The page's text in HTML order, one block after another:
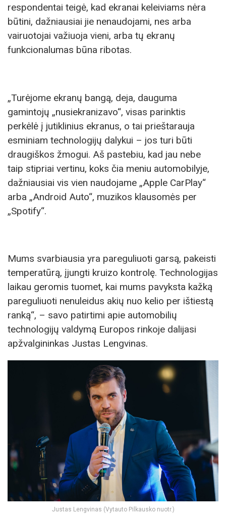
respondentai teigė, kad ekranai keleiviams nėra
būtini, dažniausiai jie nenaudojami, nes arba
vairuotojai važiuoja vieni, arba tų ekranų
funkcionalumas būna ribotas.
„Turėjome ekranų bangą, deja, dauguma
gamintojų „nusiekranizavo“, visas parinktis
perkėlė į jutiklinius ekranus, o tai prieštarauja
esminiam technologijų dalykui – jos turi būti
draugiškos žmogui. Aš pastebiu, kad jau nebe
taip stipriai vertinu, koks čia meniu automobilyje,
dažniausiai vis vien naudojame „Apple CarPlay“
arba „Android Auto“, muzikos klausomės per
„Spotify“.
Mums svarbiausia yra pareguliuoti garsą, pakeisti
temperatūrą, įjungti kruizo kontrolę. Technologijas
laikau geromis tuomet, kai mums pavyksta kažką
pareguliuoti nenuleidus akių nuo kelio per ištiestą
ranką“, – savo patirtimi apie automobilių
technologijų valdymą Europos rinkoje dalijasi
apžvalgininkas Justas Lengvinas.
Justas Lengvinas (Vytauto Pilkausko nuotr.)